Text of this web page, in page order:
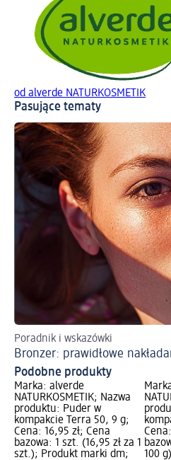
od alverde NATURKOSMETIK
Pasujące tematy
Poradnik i wskazówki
Bronzer: prawidłowe
Podobne produkty
Marka: alverde
NATURKOSMETIK; Nazwa
produktu: Puder w
kompakcie Terra 50, 9 g;
Cena: 16,95 zł; Cena
bazowa: 1 szt. (16,95 zł za 1
szt.); Produkt marki dm;
100